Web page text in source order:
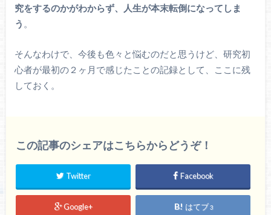
究をするのかがわからず、人生が本末転倒になってしま
う 。
そんなわけで、今後も色々と悩むのだと思うけど、研究初
心者が最初の２ヶ月で感じたことの記録として、ここに残
しておく。
この記事のシェアはこちらからどうぞ！
Twitter Facebook
Google+ はてブ3